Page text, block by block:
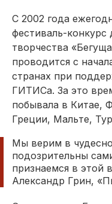
С 2002 года
фестиваль-
творчества
проводится с
странах при
ГИТИСа. За это
побывала в Китае,
Греции, Мальте,
Мы верим в
подозрительны
признаемся в этой
Александр Грин,